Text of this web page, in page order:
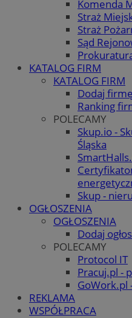
Komenda
Straż
Straż
Sąd
KATALOG FIRM
KATALOG FIRM
Dodaj
Ranking
POLECAMY
Skup.io -
Śląska
Skup -
OGŁOSZENIA
OGŁOSZENIA
Dodaj
POLECAMY
Protocol IT
Pracuj.pl -
GoWork.pl
REKLAMA
WSPÓŁPRACA